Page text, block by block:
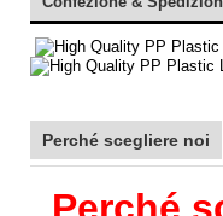
Perché scegliere noi